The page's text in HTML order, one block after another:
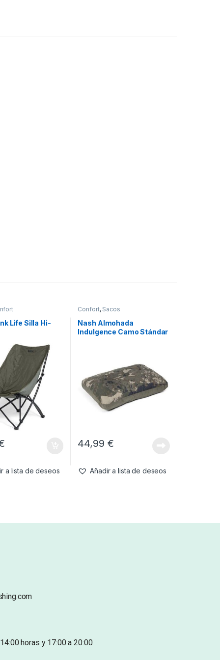
Life Silla Hi-
a lista de deseos
Confort, Sacos
Nash Almohada
Indulgence Camo Stándar
44,99 €
Añadir a lista de deseos
horas y 17:00 a 20:00